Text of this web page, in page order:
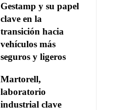
Gestamp y su papel
clave en la
transición hacia
vehículos más
seguros y ligeros
Martorell,
laboratorio
industrial clave